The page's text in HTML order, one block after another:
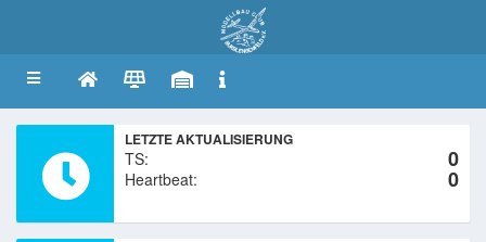
LETZTE AKTUALISIERUNG
0
0